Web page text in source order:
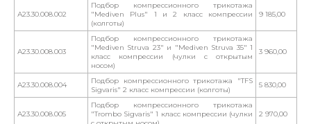
А23.30.008.002
Подбор компрессионного трикотажа
"Mediven Plus" 1 и 2 класс компрессии
(колготы)
9 185,00
А23.30.008.003
Подбор компрессионного трикотажа
"Mediven Struva 23" и "Mediven Struva 35" 1
класс компрессии (чулки с открытым
носом)
3 960,00
А23.30.008.004
Подбор компрессионного трикотажа "TFS
Sigvaris" 2 класс компрессии (колготы)
5 830,00
А23.30.008.005
Подбор компрессионного трикотажа
"Trombo Sigvaris" 1 класс компрессии (чулки
2 970,00